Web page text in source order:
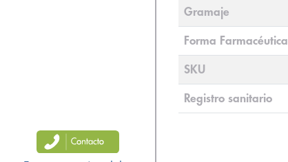
Gramaje
Forma Farmacéutica
SKU
Registro sanitario